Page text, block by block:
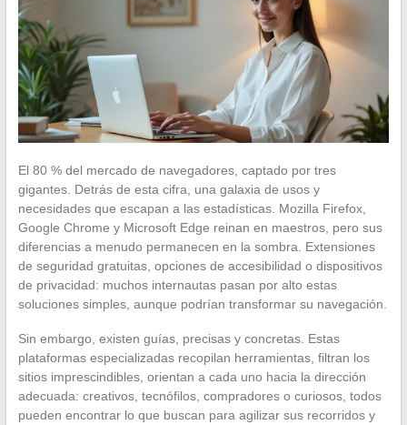
El 80 % del mercado de navegadores, captado por tres
gigantes. Detrás de esta cifra, una galaxia de usos y
necesidades que escapan a las estadísticas. Mozilla Firefox,
Google Chrome y Microsoft Edge reinan en maestros, pero sus
diferencias a menudo permanecen en la sombra. Extensiones
de seguridad gratuitas, opciones de accesibilidad o dispositivos
de privacidad: muchos internautas pasan por alto estas
soluciones simples, aunque podrían transformar su navegación.
Sin embargo, existen guías, precisas y concretas. Estas
plataformas especializadas recopilan herramientas, filtran los
sitios imprescindibles, orientan a cada uno hacia la dirección
adecuada: creativos, tecnófilos, compradores o curiosos, todos
pueden encontrar lo que buscan para agilizar sus recorridos y